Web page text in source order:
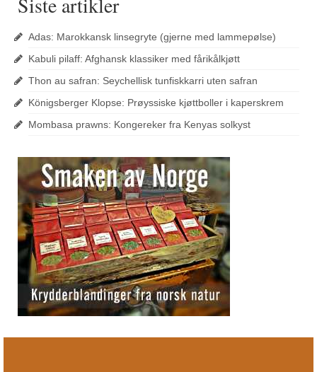
Adas: Marokkansk linsegryte (gjerne med lammepølse)
Kabuli pilaff: Afghansk klassiker med fårikålkjøtt
Thon au safran: Seychellisk tunfiskkarri uten safran
Königsberger Klopse: Prøyssiske kjøttboller i kaperskrem
Mombasa prawns: Kongereker fra Kenyas solkyst